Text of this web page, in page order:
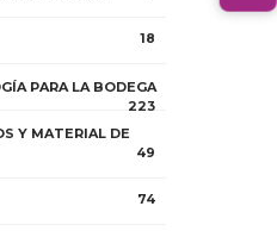
18
PARA LA BODEGA
223
Y MATERIAL DE
49
74